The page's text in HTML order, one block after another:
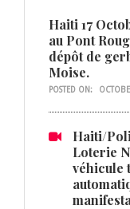
Haiti 17
au Pont
dépôt de
Moise.
POSTED ON:
Haiti/
Loterie
véhicule